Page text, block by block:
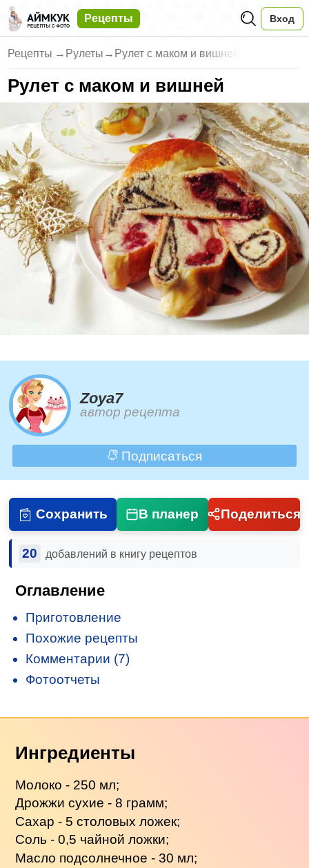
Рецепты Вход
Рецепты → Рулеты → Рулет с маком и вишней
Рулет с маком и вишней
Zoya7
автор рецепта
Подписаться
Сохранить В планер Поделиться
20 добавлений в книгу рецептов
Оглавление
Приготовление
Похожие рецепты
Комментарии (7)
Фотоотчеты
Ингредиенты
Молоко - 250 мл;
Дрожжи сухие - 8 грамм;
Сахар - 5 столовых ложек;
Соль - 0,5 чайной ложки;
Масло подсолнечное - 30 мл;